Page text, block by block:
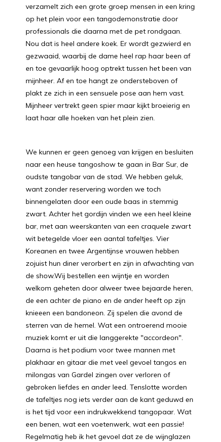
verzamelt zich een grote groep mensen in een kring
op het plein voor een tangodemonstratie door
professionals die daarna met de pet rondgaan.
Nou dat is heel andere koek. Er wordt gezwierd en
gezwaaid, waarbij de dame heel rap haar been af
en toe gevaarlijk hoog optrekt tussen het been van
mijnheer. Af en toe hangt ze ondersteboven of
plakt ze zich in een sensuele pose aan hem vast.
Mijnheer vertrekt geen spier maar kijkt broeierig en
laat haar alle hoeken van het plein zien.
We kunnen er geen genoeg van krijgen en besluiten
naar een heuse tangoshow te gaan in Bar Sur, de
oudste tangobar van de stad. We hebben geluk,
want zonder reservering worden we toch
binnengelaten door een oude baas in stemmig
zwart. Achter het gordijn vinden we een heel kleine
bar, met aan weerskanten van een craquele zwart
wit betegelde vloer een aantal tafeltjes. Vier
Koreanen en twee Argentijnse vrouwen hebben
zojuist hun diner verorbert en zijn in afwachting van
de show.Wij bestellen een wijntje en worden
welkom geheten door alweer twee bejaarde heren,
de een achter de piano en de ander heeft op zijn
knieeen een bandoneon. Zij spelen die avond de
sterren van de hemel. Wat een ontroerend mooie
muziek komt er uit die langgerekte "accordeon".
Daarna is het podium voor twee mannen met
plakhaar en gitaar die met veel gevoel tangos en
milongas van Gardel zingen over verloren of
gebroken liefdes en ander leed. Tenslotte worden
de tafeltjes nog iets verder aan de kant geduwd en
is het tijd voor een indrukwekkend tangopaar. Wat
een benen, wat een voetenwerk, wat een passie!
Regelmatig heb ik het gevoel dat ze de wijnglazen